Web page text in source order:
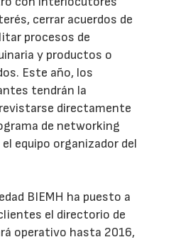
cerrar acuerdos de
procesos de
y productos o
Este año, los
tendrán la
directamente
de networking
equipo organizador del
BIEMH ha puesto a
el directorio de
operativo hasta 2016,